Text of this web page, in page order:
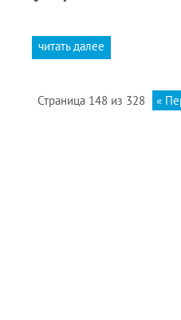
читать далее
Страница 148 из 328 «